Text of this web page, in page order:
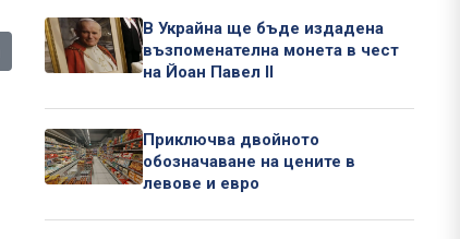
В Украйна ще бъде издадена
възпоменателна монета в чест
на Йоан Павел II
Приключва двойното
обозначаване на цените в
левове и евро